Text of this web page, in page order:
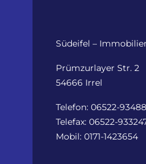
Südeifel –
Prümzurlayer Str. 2
54666 Irrel
Telefon: 06522-
Telefax: 06522-
Mobil: 0171-1423654